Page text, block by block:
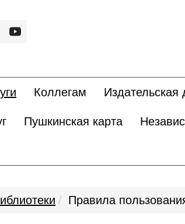
Коллегам Издательская
Пушкинская карта
Правила